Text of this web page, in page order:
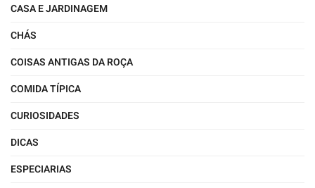
CASA E JARDINAGEM
CHÁS
COISAS ANTIGAS DA ROÇA
COMIDA TÍPICA
CURIOSIDADES
DICAS
ESPECIARIAS